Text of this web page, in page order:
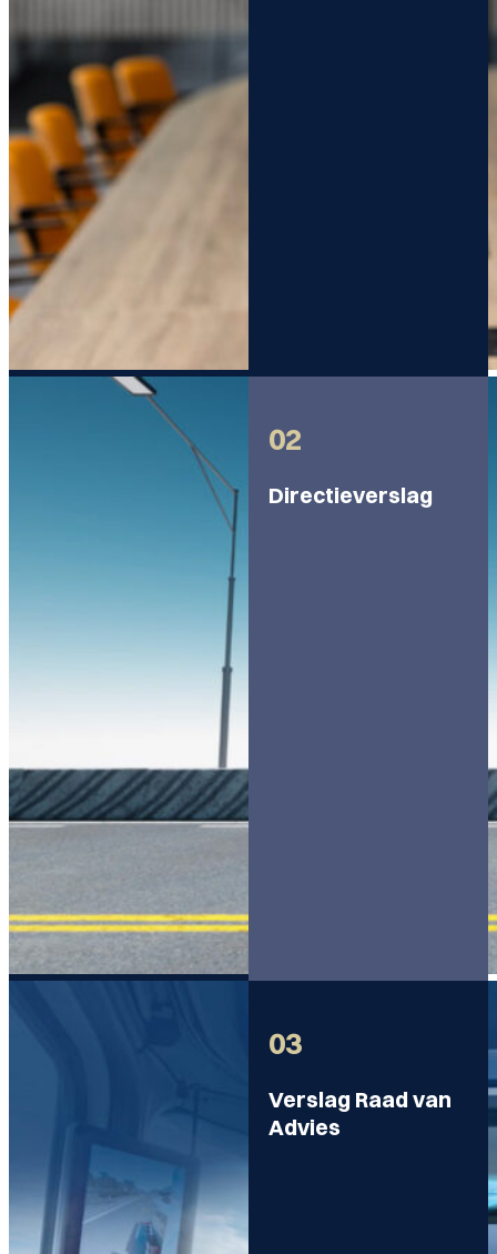
02
Directieverslag
03
Verslag Raad van
Advies